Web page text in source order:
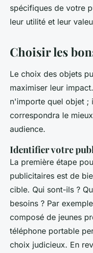
spécifiques de votre
leur utilité et leur
Choisir les
Le choix des objets
maximiser leur
n'importe quel objet ;
correspondra le
audience.
Identifier votre
La première étape
publicitaires est de
cible. Qui sont-ils ?
besoins ? Par
composé de jeunes
téléphone portable
choix judicieux. En